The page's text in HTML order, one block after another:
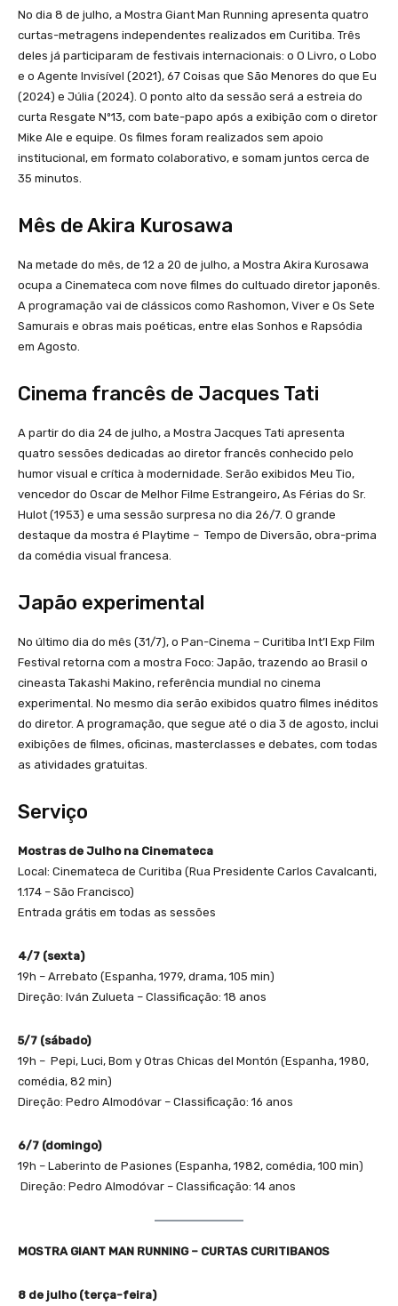
No dia 8 de julho, a Mostra Giant Man Running apresenta quatro
curtas-metragens independentes realizados em Curitiba. Três
deles já participaram de festivais internacionais: o O Livro, o Lobo
e o Agente Invisível (2021), 67 Coisas que São Menores do que Eu
(2024) e Júlia (2024). O ponto alto da sessão será a estreia do
curta Resgate Nº13, com bate-papo após a exibição com o diretor
Mike Ale e equipe. Os filmes foram realizados sem apoio
institucional, em formato colaborativo, e somam juntos cerca de
35 minutos.
Mês de Akira Kurosawa
Na metade do mês, de 12 a 20 de julho, a Mostra Akira Kurosawa
ocupa a Cinemateca com nove filmes do cultuado diretor japonês.
A programação vai de clássicos como Rashomon, Viver e Os Sete
Samurais e obras mais poéticas, entre elas Sonhos e Rapsódia
em Agosto.
Cinema francês de Jacques Tati
A partir do dia 24 de julho, a Mostra Jacques Tati apresenta
quatro sessões dedicadas ao diretor francês conhecido pelo
humor visual e crítica à modernidade. Serão exibidos Meu Tio,
vencedor do Oscar de Melhor Filme Estrangeiro, As Férias do Sr.
Hulot (1953) e uma sessão surpresa no dia 26/7. O grande
destaque da mostra é Playtime – Tempo de Diversão, obra-prima
da comédia visual francesa.
Japão experimental
No último dia do mês (31/7), o Pan-Cinema – Curitiba Int’l Exp Film
Festival retorna com a mostra Foco: Japão, trazendo ao Brasil o
cineasta Takashi Makino, referência mundial no cinema
experimental. No mesmo dia serão exibidos quatro filmes inéditos
do diretor. A programação, que segue até o dia 3 de agosto, inclui
exibições de filmes, oficinas, masterclasses e debates, com todas
as atividades gratuitas.
Serviço
Mostras de Julho na Cinemateca
Local: Cinemateca de Curitiba (Rua Presidente Carlos Cavalcanti,
1.174 – São Francisco)
Entrada grátis em todas as sessões
4/7 (sexta)
19h – Arrebato (Espanha, 1979, drama, 105 min)
Direção: Iván Zulueta – Classificação: 18 anos
5/7 (sábado)
19h – Pepi, Luci, Bom y Otras Chicas del Montón (Espanha, 1980,
comédia, 82 min)
Direção: Pedro Almodóvar – Classificação: 16 anos
6/7 (domingo)
19h – Laberinto de Pasiones (Espanha, 1982, comédia, 100 min)
Direção: Pedro Almodóvar – Classificação: 14 anos
MOSTRA GIANT MAN RUNNING – CURTAS CURITIBANOS
8 de julho (terça-feira)